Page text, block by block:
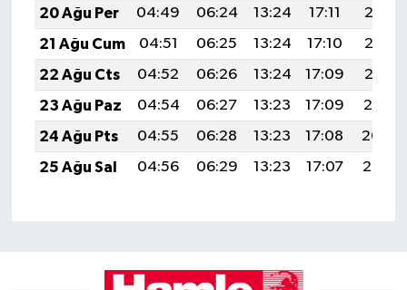
20 Ağu Per
04:49 06:24 13:24 17:11
20:15
21 Ağu Cum
04:51 06:25 13:24 17:10
20:13
22 Ağu Cts
04:52 06:26 13:24 17:09
20:12
23 Ağu Paz
04:54 06:27 13:23 17:09
20:10
24 Ağu Pts
04:55 06:28 13:23 17:08
20:09
25 Ağu Sal
04:56 06:29 13:23 17:07 20:07